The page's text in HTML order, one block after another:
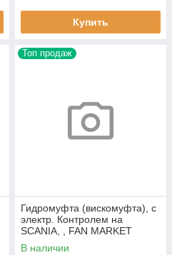
Купить
Топ продаж
Гидромуфта (вискомуфта), с
электр. Контролем на
SCANIA, , FAN MARKET
FM311
В наличии